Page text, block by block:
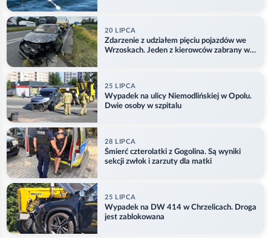
20 LIPCA
Zdarzenie z udziałem pięciu pojazdów we
Wrzoskach. Jeden z kierowców zabrany w
25 LIPCA
Wypadek na ulicy Niemodlińskiej w Opolu.
Dwie osoby w szpitalu
28 LIPCA
Śmierć czterolatki z Gogolina. Są wyniki
sekcji zwłok i zarzuty dla matki
25 LIPCA
Wypadek na DW 414 w Chrzelicach. Droga
jest zablokowana